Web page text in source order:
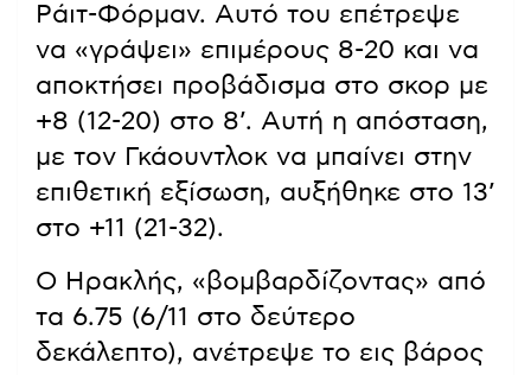
Ράιτ-Φόρμαν. Αυτό του επέτρεψε
να «γράψει» επιμέρους 8-20 και να
αποκτήσει προβάδισμα στο σκορ με
+8 (12-20) στο 8’. Αυτή η απόσταση,
με τον Γκάουντλοκ να μπαίνει στην
επιθετική εξίσωση, αυξήθηκε στο 13’
στο +11 (21-32).
Ο Ηρακλής, «βομβαρδίζοντας» από
τα 6.75 (6/11 στο δεύτερο
δεκάλεπτο), ανέτρεψε το εις βάρος